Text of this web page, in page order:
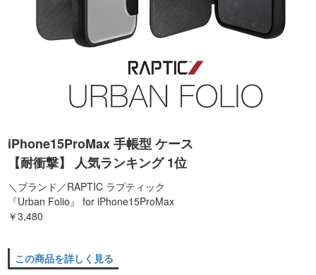
iPhone15ProMax 手帳型 ケース
【耐衝撃】 人気ランキング 1位
＼ブランド／RAPTIC ラプティック
『Urban Folio』 for iPhone15ProMax
￥3,480
この商品を詳しく見る